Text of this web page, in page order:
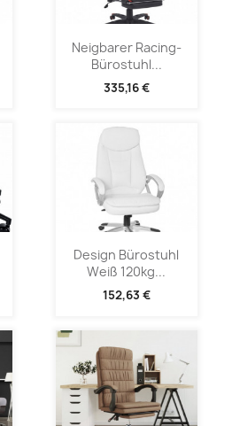
Neigbarer Racing-
Bürostuhl...
335,16 €
Design Bürostuhl
Weiß 120kg...
152,63 €